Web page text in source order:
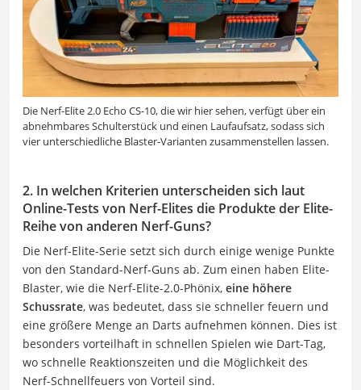
Die Nerf-Elite 2.0 Echo CS-10, die wir hier sehen, verfügt über ein
abnehmbares Schulterstück und einen Laufaufsatz, sodass sich
vier unterschiedliche Blaster-Varianten zusammenstellen lassen.
2. In welchen Kriterien unterscheiden sich laut
Online-Tests von Nerf-Elites die Produkte der Elite-
Reihe von anderen Nerf-Guns?
Die Nerf-Elite-Serie setzt sich durch einige wenige Punkte
von den Standard-Nerf-Guns ab. Zum einen haben Elite-
Blaster, wie die Nerf-Elite-2.0-Phönix, eine höhere
Schussrate, was bedeutet, dass sie schneller feuern und
eine größere Menge an Darts aufnehmen können. Dies ist
besonders vorteilhaft in schnellen Spielen wie Dart-Tag,
wo schnelle Reaktionszeiten und die Möglichkeit des
Nerf-Schnellfeuers von Vorteil sind.